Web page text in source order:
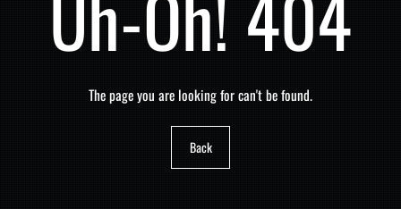
The page you are looking for can't be found.
Back